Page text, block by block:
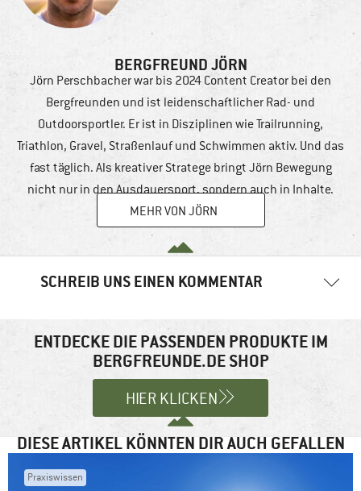
BERGFREUND JÖRN
Jörn Perschbacher war bis 2024 Content Creator bei den
Bergfreunden und ist leidenschaftlicher Rad- und
Outdoorsportler. Er ist in Disziplinen wie Trailrunning,
Triathlon, Gravel, Straßenlauf und Schwimmen aktiv. Und das
fast täglich. Als kreativer Stratege bringt Jörn Bewegung
nicht nur in den Ausdauersport, sondern auch in Inhalte.
MEHR VON JÖRN
SCHREIB UNS EINEN KOMMENTAR
Felder sind mit*markiert
ENTDECKE DIE PASSENDEN PRODUKTE IM
BERGFREUNDE.DE SHOP
HIER KLICKEN
DIESE ARTIKEL KÖNNTEN DIR AUCH GEFALLEN
Praxiswissen